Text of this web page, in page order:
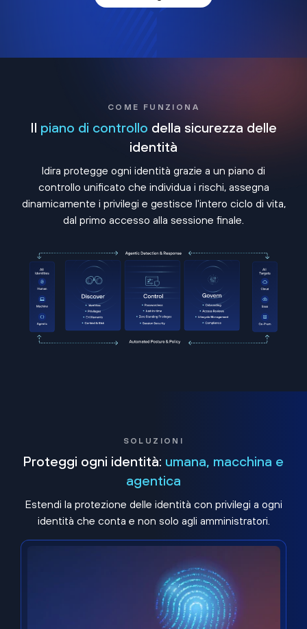
COME FUNZIONA
Il piano di controllo della sicurezza delle
identità
Idira protegge ogni identità grazie a un piano di
controllo unificato che individua i rischi, assegna
dinamicamente i privilegi e gestisce l'intero ciclo di vita,
dal primo accesso alla sessione finale.
SOLUZIONI
Proteggi ogni identità: umana, macchina e
agentica
Estendi la protezione delle identità con privilegi a ogni
identità che conta e non solo agli amministratori.